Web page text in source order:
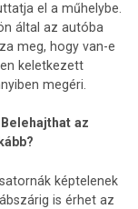
el a műhelybe.
által az autóba
meg, hogy van-e
keletkezett
megéri.
az
képtelenek
is érhet az